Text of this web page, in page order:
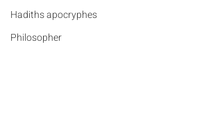
Hadiths apocryphes
Philosopher